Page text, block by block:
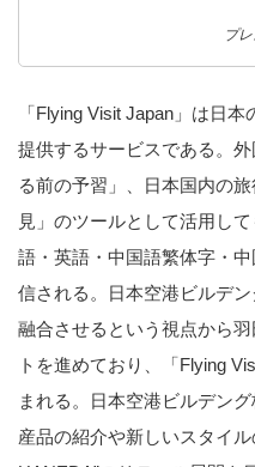
プ
「Flying Visit Japan」は日
提供するサービスである。
る前の予習」、日本国内の
見」のツールとして活用し
語・英語・中国語繁体字・
信される。日本空港ビルデ
融合させるという視点から
トを進めており、「Flying
まれる。日本空港ビルデン
産品の紹介や新しいスタイ